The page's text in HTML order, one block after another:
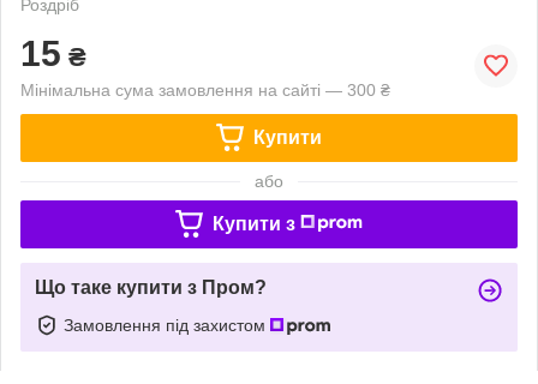
Роздріб
15 ₴
Мінімальна сума замовлення на сайті — 300 ₴
Купити
або
Купити з
Що таке купити з Пром?
Замовлення під захистом